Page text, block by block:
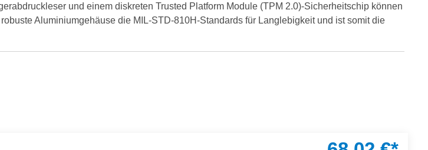
und einem diskreten Trusted Platform Module (TPM 2.0)-Sicherheitschip können
Aluminiumgehäuse die MIL-STD-810H-Standards für Langlebigkeit und ist somit die